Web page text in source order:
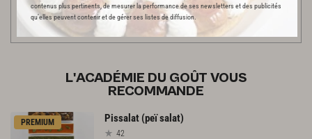
contenus plus pertinents, de mesurer la performance de ses newsletters et des publicités
qu’elles peuvent contenir et de gérer ses listes de diffusion.
L'ACADÉMIE DU GOÛT VOUS
RECOMMANDE
PREMIUM Pissalat (peïsalat)
42